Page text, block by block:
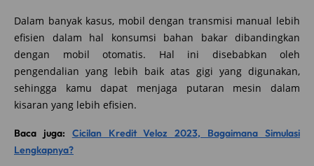
Dalam banyak kasus, mobil dengan transmisi manual lebih
efisien dalam hal konsumsi bahan bakar dibandingkan
dengan mobil otomatis. Hal ini disebabkan oleh
pengendalian yang lebih baik atas gigi yang digunakan,
sehingga kamu dapat menjaga putaran mesin dalam
kisaran yang lebih efisien.
Baca juga: Cicilan Kredit Veloz 2023, Bagaimana Simulasi
Lengkapnya?